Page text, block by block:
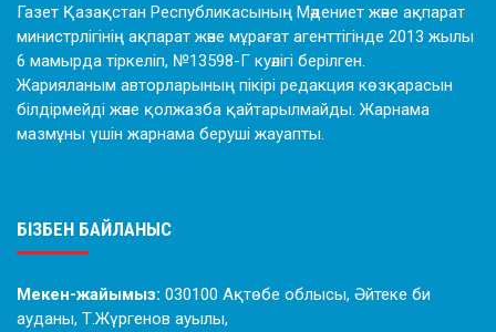
Газет Қазақстан Республикасының Мәдениет және ақпарат
министрлігінің ақпарат және мұрағат агенттігінде 2013 жылы
6 мамырда тіркеліп, №13598-Г куәлігі берілген.
Жарияланым авторларының пікірі редакция көзқарасын
білдірмейді және қолжазба қайтарылмайды. Жарнама
мазмұны үшін жарнама беруші жауапты.
БІЗБЕН БАЙЛАНЫС
Мекен-жайымыз: 030100 Ақтөбе облысы, Әйтеке би
ауданы, Т.Жүргенов ауылы,